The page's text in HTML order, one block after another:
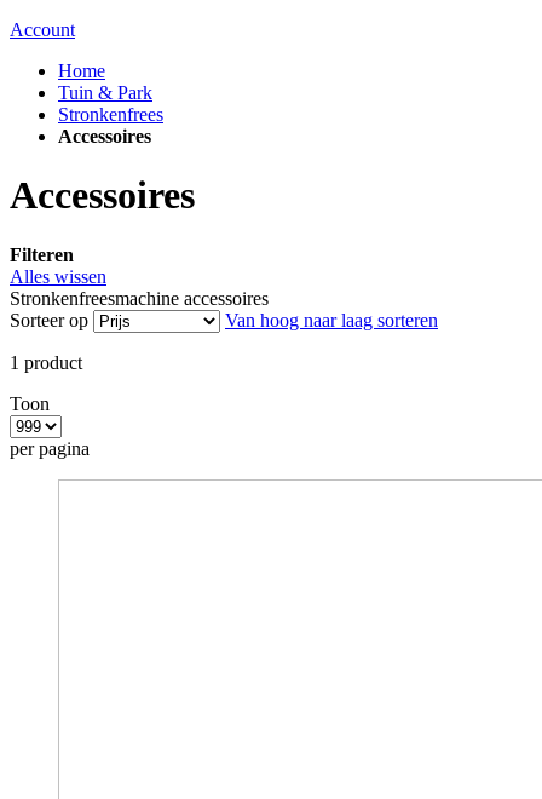
Account
Home
Tuin & Park
Stronkenfrees
Accessoires
Accessoires
Filteren
Alles wissen
Stronkenfreesmachine accessoires
Sorteer op
Van hoog naar laag sorteren
1 product
Toon
per pagina